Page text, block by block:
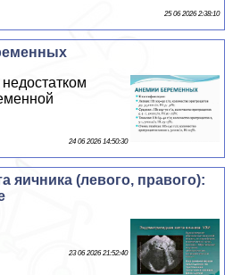
25 06 2026 2:38:10
24 06 2026 14:50:30
яичника (левого, правого):
23 06 2026 21:52:40